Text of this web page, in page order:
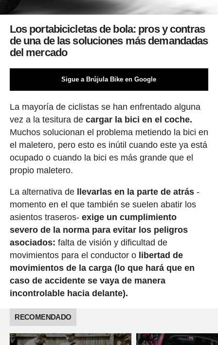
Los portabicicletas de bola: pros y contras
de una de las soluciones más demandadas
del mercado
Sigue a Brújula Bike en Google
La mayoría de ciclistas se han enfrentado alguna
vez a la tesitura de cargar la bici en el coche.
Muchos solucionan el problema metiendo la bici en
el maletero, pero esto es inútil cuando este ya está
ocupado o cuando la bici es más grande que el
propio maletero.
La alternativa de llevarlas en la parte de atrás-
momento en el que también se suelen abatir los
asientos traseros- exige un cumplimiento
severo de la norma para evitar los peligros
asociados: falta de visión y dificultad de
movimientos para el conductor o libertad de
movimientos de la carga (lo que hará que en
caso de accidente se vaya de manera
incontrolable hacia delante).
RECOMENDADO